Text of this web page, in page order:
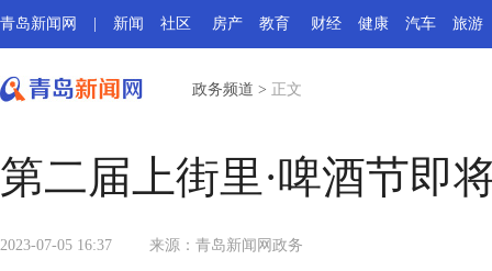
青岛新闻网 新闻 社区 房产 教育 财经 健康 汽车 旅游
政务频道 > 正文
第二届上街里·啤酒节即
2023-07-05 16:37 来源： 青岛新闻网政务